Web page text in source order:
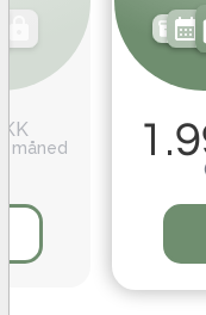
måned